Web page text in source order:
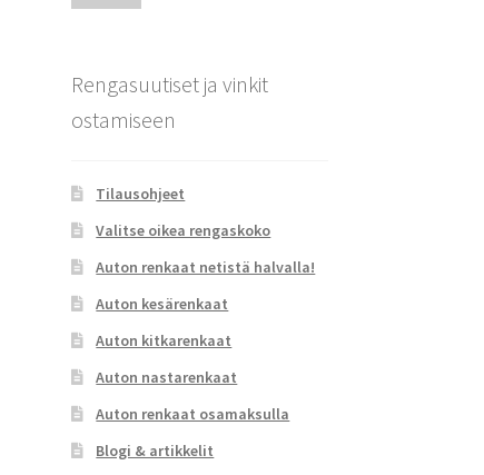
Rengasuutiset ja vinkit
ostamiseen
Tilausohjeet
Valitse oikea rengaskoko
Auton renkaat netistä halvalla!
Auton kesärenkaat
Auton kitkarenkaat
Auton nastarenkaat
Auton renkaat osamaksulla
Blogi & artikkelit